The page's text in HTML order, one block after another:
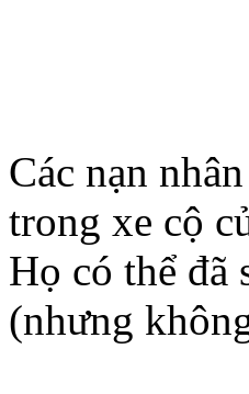
Các nạn
trong xe cộ
Họ có thể đã
(nhưng